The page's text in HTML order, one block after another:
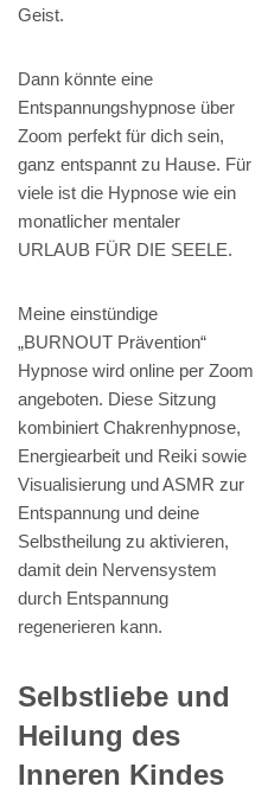
Geist.
Dann könnte eine
Entspannungshypnose über
Zoom perfekt für dich sein,
ganz entspannt zu Hause. Für
viele ist die Hypnose wie ein
monatlicher mentaler
URLAUB FÜR DIE SEELE.
Meine einstündige
„BURNOUT Prävention“
Hypnose wird online per Zoom
angeboten. Diese Sitzung
kombiniert Chakrenhypnose,
Energiearbeit und Reiki sowie
Visualisierung und ASMR zur
Entspannung und deine
Selbstheilung zu aktivieren,
damit dein Nervensystem
durch Entspannung
regenerieren kann.
Selbstliebe und
Heilung des
Inneren Kindes